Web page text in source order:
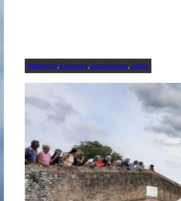
Multimedia, Panorama, Verschiedenes, Videos